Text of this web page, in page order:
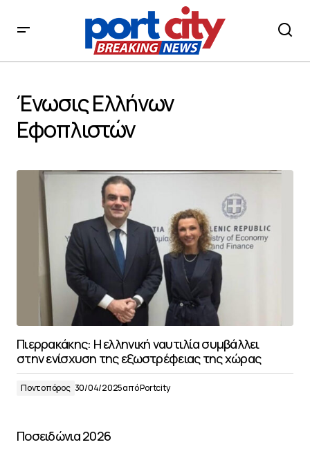
Ένωσις Ελλήνων
Εφοπλιστών
Πιερρακάκης: Η ελληνική ναυτιλία συμβάλλει
στην ενίσχυση της εξωστρέφειας της χώρας
Ποντοπόρος 30/04/2025απόPortcity
Ποσειδώνια 2026